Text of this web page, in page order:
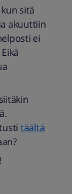
sitä
akuuttiin
ei
täältä
!